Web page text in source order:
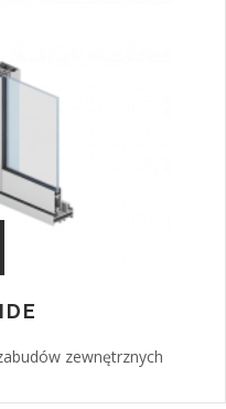
zewnętrznych